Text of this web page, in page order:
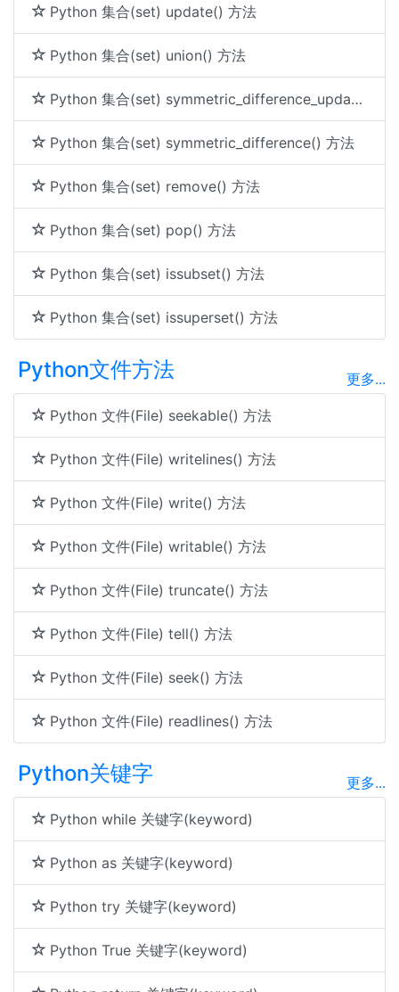
Python 集合(set) update() 方法
Python 集合(set) union() 方法
Python 集合(set) symmetric_difference_update() 方法
Python 集合(set) symmetric_difference() 方法
Python 集合(set) remove() 方法
Python 集合(set) pop() 方法
Python 集合(set) issubset() 方法
Python 集合(set) issuperset() 方法
Python文件方法 更多...
Python 文件(File) seekable() 方法
Python 文件(File) writelines() 方法
Python 文件(File) write() 方法
Python 文件(File) writable() 方法
Python 文件(File) truncate() 方法
Python 文件(File) tell() 方法
Python 文件(File) seek() 方法
Python 文件(File) readlines() 方法
Python关键字 更多...
Python while 关键字(keyword)
Python as 关键字(keyword)
Python try 关键字(keyword)
Python True 关键字(keyword)